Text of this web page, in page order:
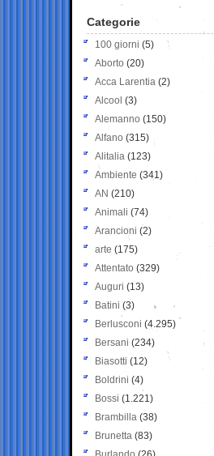
Categorie
100 giorni (5)
Aborto (20)
Acca Larentia (2)
Alcool (3)
Alemanno (150)
Alfano (315)
Alitalia (123)
Ambiente (341)
AN (210)
Animali (74)
Arancioni (2)
arte (175)
Attentato (329)
Auguri (13)
Batini (3)
Berlusconi (4.295)
Bersani (234)
Biasotti (12)
Boldrini (4)
Bossi (1.221)
Brambilla (38)
Brunetta (83)